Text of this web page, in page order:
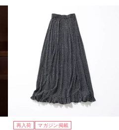
再入荷 マガジン掲載